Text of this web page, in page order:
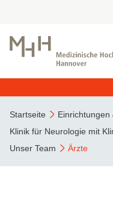
Startseite Einrichtungen
Klinik für Neurologie mit
Unser Team
Ärzte